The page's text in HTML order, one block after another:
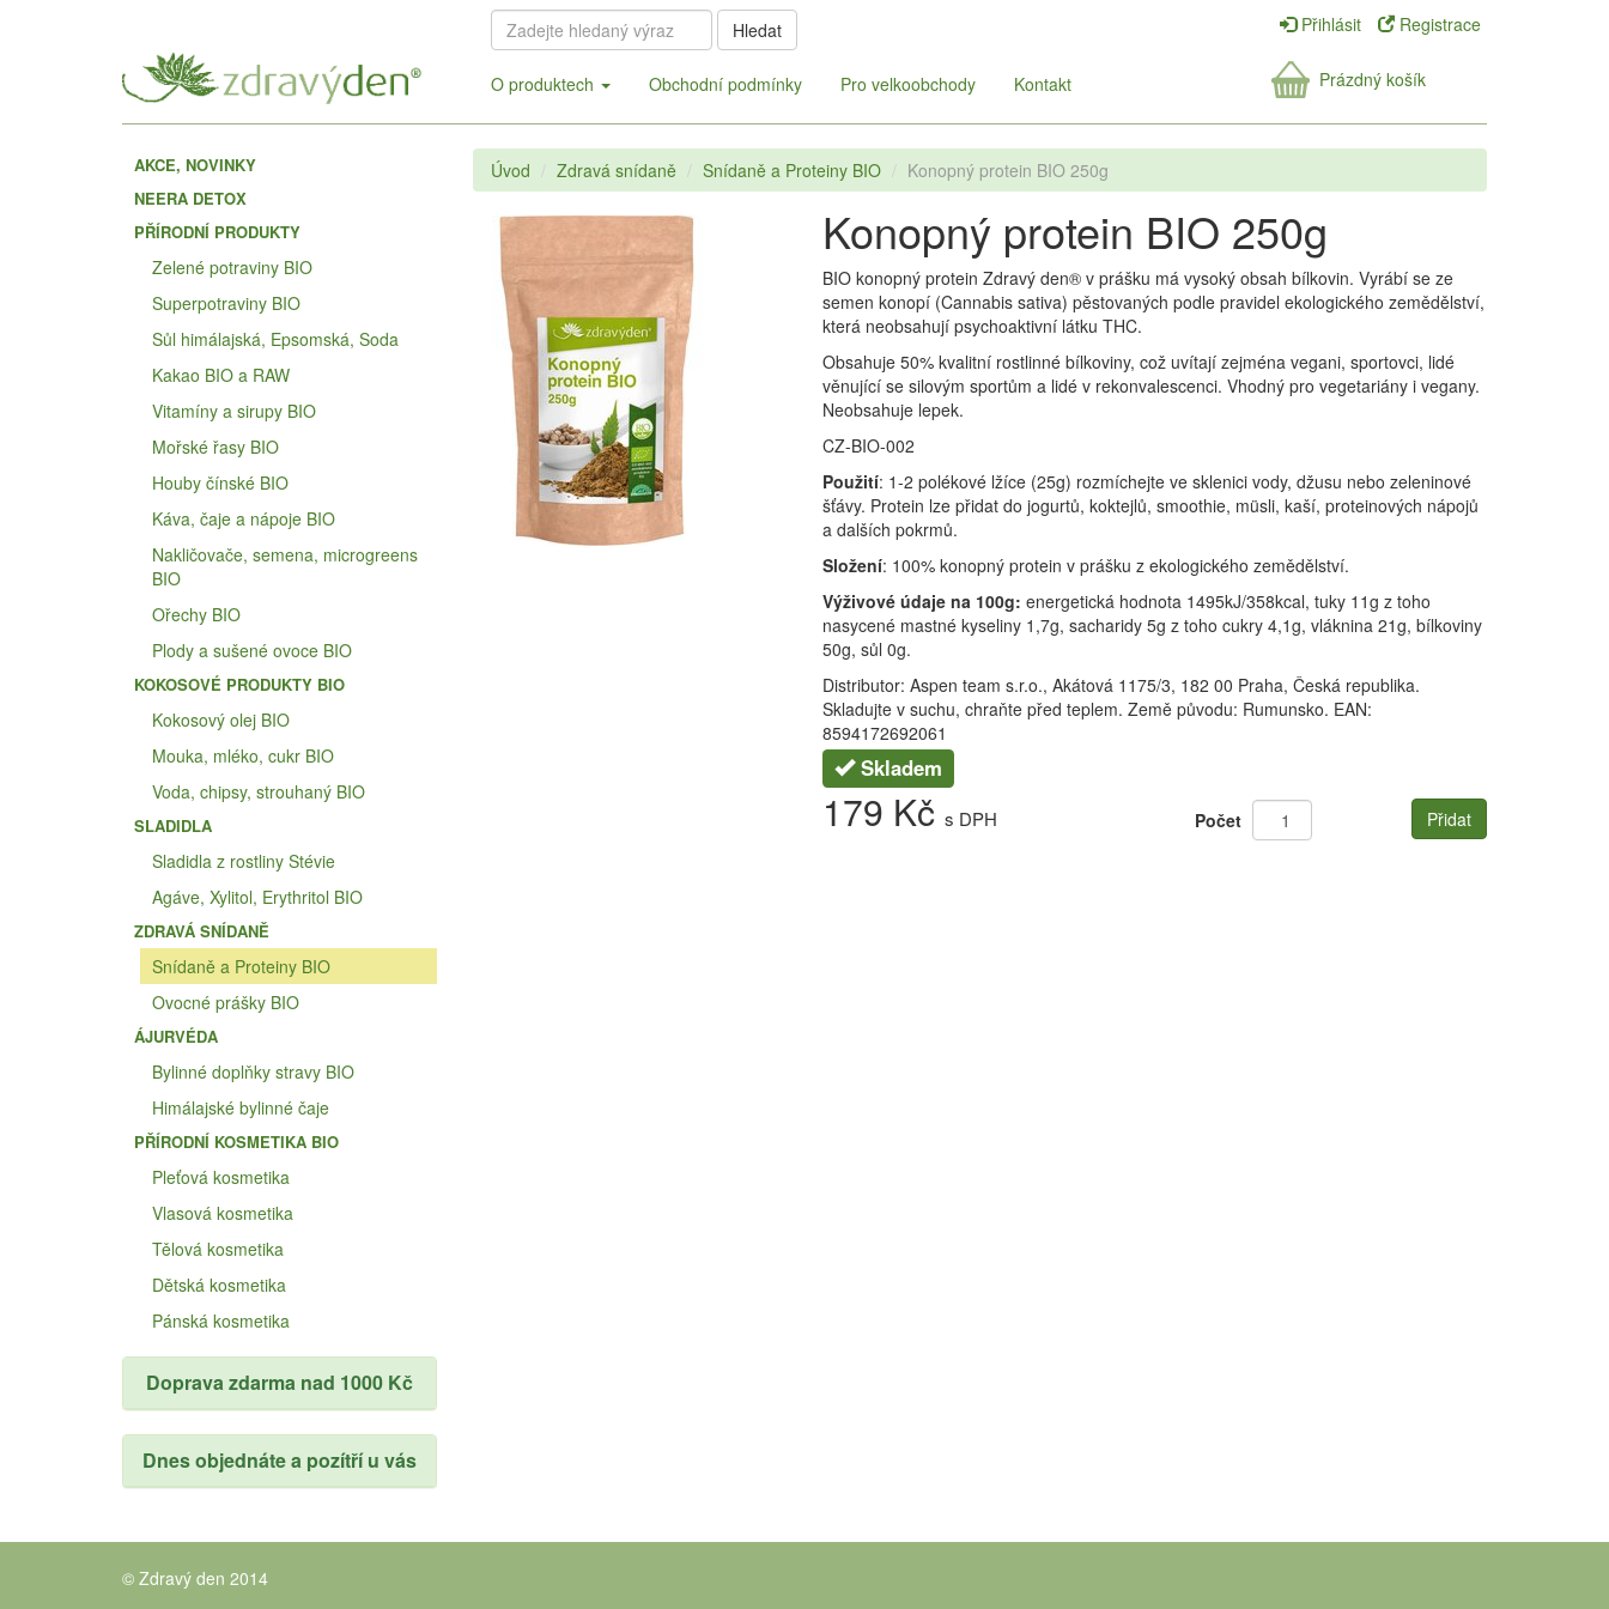
Hledat Přihlásit Registrace
O produktech Obchodní podmínky Pro velkoobchody Kontakt Prázdný košík
AKCE, NOVINKY
NEERA DETOX
PŘÍRODNÍ PRODUKTY
Zelené potraviny BIO
Superpotraviny BIO
Sůl himálajská, Epsomská, Soda
Kakao BIO a RAW
Vitamíny a sirupy BIO
Mořské řasy BIO
Houby čínské BIO
Káva, čaje a nápoje BIO
Nakličovače, semena, microgreens
BIO
Ořechy BIO
Plody a sušené ovoce BIO
KOKOSOVÉ PRODUKTY BIO
Kokosový olej BIO
Mouka, mléko, cukr BIO
Voda, chipsy, strouhaný BIO
SLADIDLA
Sladidla z rostliny Stévie
Agáve, Xylitol, Erythritol BIO
ZDRAVÁ SNÍDANĚ
Snídaně a Proteiny BIO
Ovocné prášky BIO
ÁJURVÉDA
Bylinné doplňky stravy BIO
Himálajské bylinné čaje
PŘÍRODNÍ KOSMETIKA BIO
Pleťová kosmetika
Vlasová kosmetika
Tělová kosmetika
Dětská kosmetika
Pánská kosmetika
Doprava zdarma nad 1000 Kč
Dnes objednáte a pozítří u vás
Úvod Zdravá snídaně Snídaně a Proteiny BIO Konopný protein BIO 250g
Konopný protein BIO 250g
BIO konopný protein Zdravý den® v prášku má vysoký obsah bílkovin. Vyrábí se ze
semen konopí (Cannabis sativa) pěstovaných podle pravidel ekologického zemědělství,
která neobsahují psychoaktivní látku THC.
Obsahuje 50% kvalitní rostlinné bílkoviny, což uvítají zejména vegani, sportovci, lidé
věnující se silovým sportům a lidé v rekonvalescenci. Vhodný pro vegetariány i vegany.
Neobsahuje lepek.
CZ-BIO-002
Použití: 1-2 polékové lžíce (25g) rozmíchejte ve sklenici vody, džusu nebo zeleninové
šťávy. Protein lze přidat do jogurtů, koktejlů, smoothie, müsli, kaší, proteinových nápojů
a dalších pokrmů.
Složení: 100% konopný protein v prášku z ekologického zemědělství.
Výživové údaje na 100g: energetická hodnota 1495kJ/358kcal, tuky 11g z toho
nasycené mastné kyseliny 1,7g, sacharidy 5g z toho cukry 4,1g, vláknina 21g, bílkoviny
50g, sůl 0g.
Distributor: Aspen team s.r.o., Akátová 1175/3, 182 00 Praha, Česká republika.
Skladujte v suchu, chraňte před teplem. Země původu: Rumunsko. EAN:
8594172692061
Skladem
179 Kč s DPH Počet Přidat
© Zdravý den 2014